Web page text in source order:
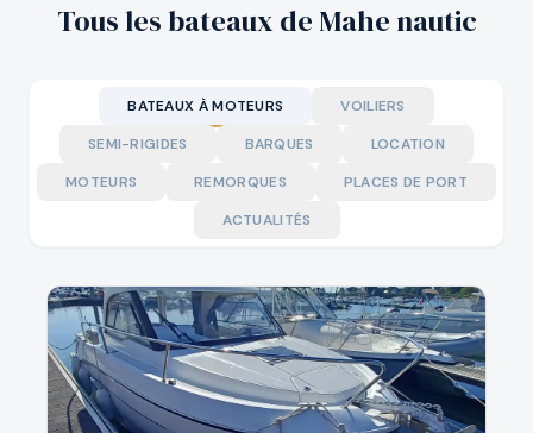
Tous les bateaux de Mahe nautic
BATEAUX À MOTEURS
VOILIERS
SEMI-RIGIDES
BARQUES
LOCATION
MOTEURS
REMORQUES
PLACES DE PORT
ACTUALITÉS